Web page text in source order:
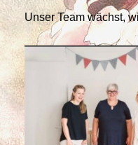
Unser Team wächst,